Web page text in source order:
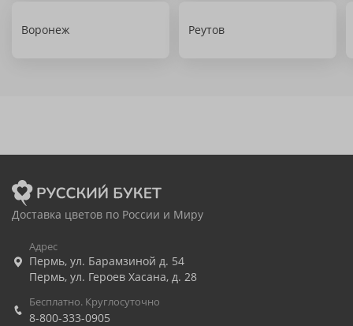
Воронеж Реутов
Доставка цветов по России и Миру
Адрес
Пермь, ул. Барамзиной д. 54
Пермь, ул. Героев Хасана, д. 28
Бесплатно. Круглосуточно
8-800-333-0905